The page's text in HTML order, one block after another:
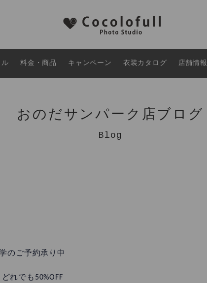
料金・商品 キャンペーン 衣装カタログ 店舗情報
おのだサンパーク店ブログ
Blog
のご予約承り中
れでも50%OFF